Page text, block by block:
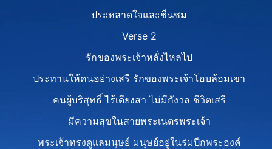
ประหลาดใจและชื่นชม
Verse 2
รักของพระเจ้าหลั่งไหลไป
ประทานให้คนอย่างเสรี รักของพระเจ้าโอบล้อมเขา
คนผู้บริสุทธิ์ ไร้เดียงสา ไม่มีกังวล ชีวิตเสรี
มีความสุขในสายพระเนตรพระเจ้า
พระเจ้าทรงดูแลมนุษย์ มนุษย์อยู่ในร่มปีกพระองค์